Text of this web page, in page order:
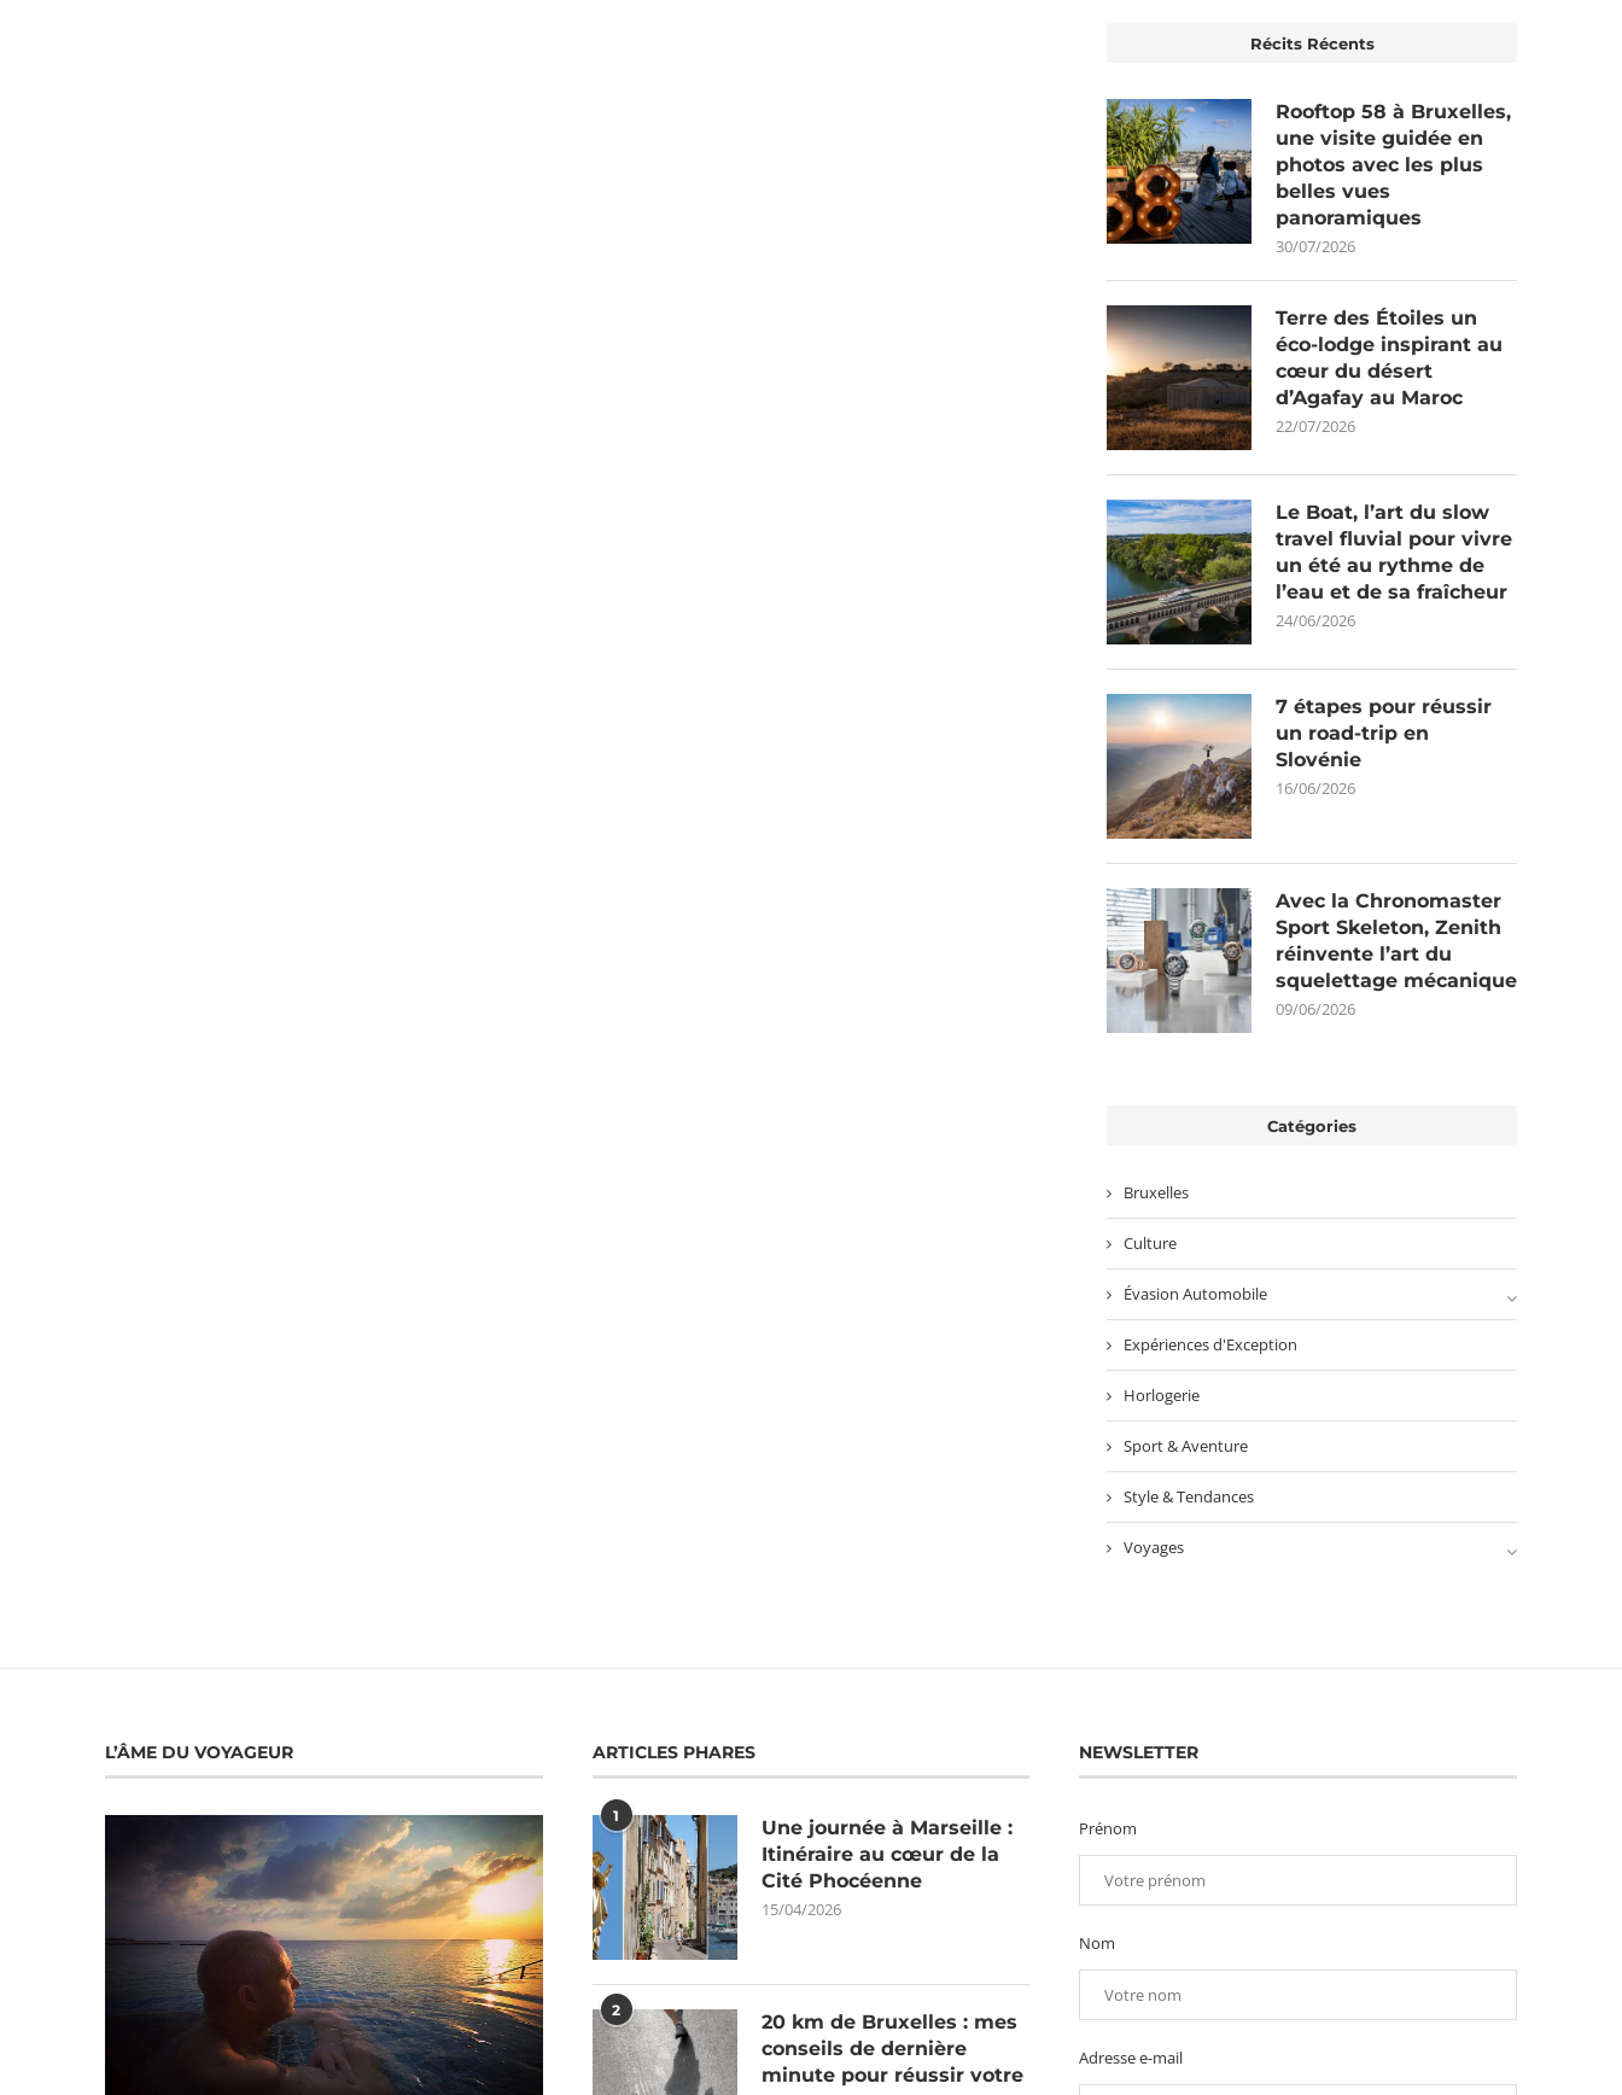
Récits Récents
Rooftop 58 à Bruxelles,
une visite guidée en
photos avec les plus
belles vues
panoramiques
30/07/2026
Terre des Étoiles un
éco-lodge inspirant au
cœur du désert
d’Agafay au Maroc
22/07/2026
Le Boat, l’art du slow
travel fluvial pour vivre
un été au rythme de
l’eau et de sa fraîcheur
24/06/2026
7 étapes pour réussir
un road-trip en
Slovénie
16/06/2026
Avec la Chronomaster
Sport Skeleton, Zenith
réinvente l’art du
squelettage mécanique
09/06/2026
Catégories
Bruxelles
Culture
Évasion Automobile
Expériences d'Exception
Horlogerie
Sport & Aventure
Style & Tendances
Voyages
L’ÂME DU VOYAGEUR ARTICLES PHARES
1
Une journée à Marseille :
Itinéraire au cœur de la
Cité Phocéenne
15/04/2026
2
20 km de Bruxelles : mes
conseils de dernière
minute pour réussir votre
NEWSLETTER
Prénom
Nom
Adresse e-mail